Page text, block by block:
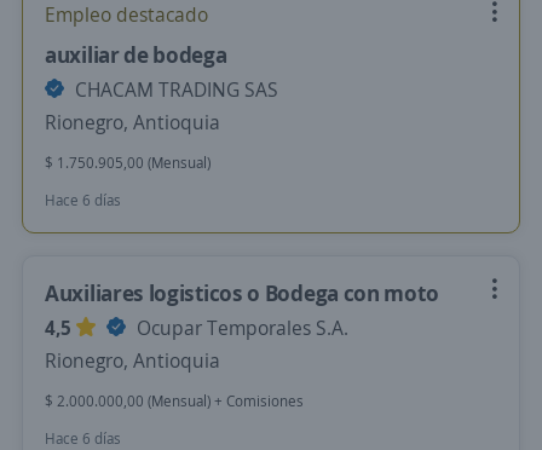
Empleo destacado
auxiliar de bodega
CHACAM TRADING SAS
Rionegro, Antioquia
$ 1.750.905,00 (Mensual)
Hace 6 días
Auxiliares logisticos o Bodega con moto
4,5
Ocupar Temporales S.A.
Rionegro, Antioquia
$ 2.000.000,00 (Mensual) + Comisiones
Hace 6 días